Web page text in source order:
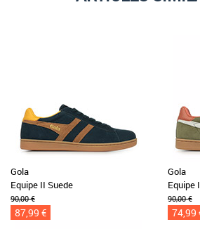
Gola
Equipe II Suede
90,00 €
87,99 €
Gola
Equipe
90,00 €
74,99